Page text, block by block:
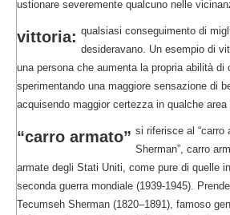
ustionare severemente qualcuno nelle
vittoria: qualsiasi conseguimento di
desideravano. Un esempio di
una persona che aumenta la propria abilità di
sperimentando una maggiore sensazione di
acquisendo maggior certezza in qualche area
“carro armato” si riferisce al “carro
Sherman”, carro
armate degli Stati Uniti, come pure di quelle
seconda guerra mondiale (1939-1945).
Tecumseh Sherman (1820–1891), famoso